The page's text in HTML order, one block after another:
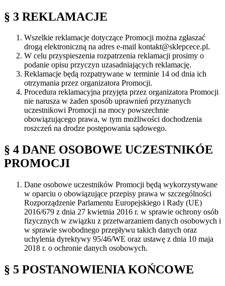
§ 3 REKLAMACJE
Wszelkie reklamacje dotyczące Promocji można zgłaszać
drogą elektroniczną na adres e-mail kontakt@sklepcece.pl.
W celu przyspieszenia rozpatrzenia reklamacji prosimy o
podanie opisu przyczyn uzasadniających reklamację.
Reklamacje będą rozpatrywane w terminie 14 od dnia ich
otrzymania przez organizatora Promocji.
Procedura reklamacyjna przyjęta przez organizatora Promocji
nie narusza w żaden sposób uprawnień przyznanych
uczestnikowi Promocji na mocy powszechnie
obowiązującego prawa, w tym możliwości dochodzenia
roszczeń na drodze postępowania sądowego.
§ 4 DANE OSOBOWE UCZESTNIKÓE
PROMOCJI
Dane osobowe uczestników Promocji będą wykorzystywane
w oparciu o obowiązujące przepisy prawa w szczególności
Rozporządzenie Parlamentu Europejskiego i Rady (UE)
2016/679 z dnia 27 kwietnia 2016 r. w sprawie ochrony osób
fizycznych w związku z przetwarzaniem danych osobowych i
w sprawie swobodnego przepływu takich danych oraz
uchylenia dyrektywy 95/46/WE oraz ustawę z dnia 10 maja
2018 r. o ochronie danych osobowych.
§ 5 POSTANOWIENIA KOŃCOWE